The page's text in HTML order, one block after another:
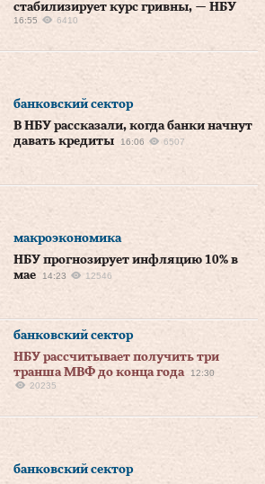
стабилизирует курс гривны, — НБУ
16:55 6410
банковский сектор
В НБУ рассказали, когда банки начнут
давать кредиты
16:06 6507
макроэкономика
НБУ прогнозирует инфляцию 10% в
мае
14:23 12546
банковский сектор
НБУ рассчитывает получить три
транша МВФ до конца года
12:30
20235
банковский сектор